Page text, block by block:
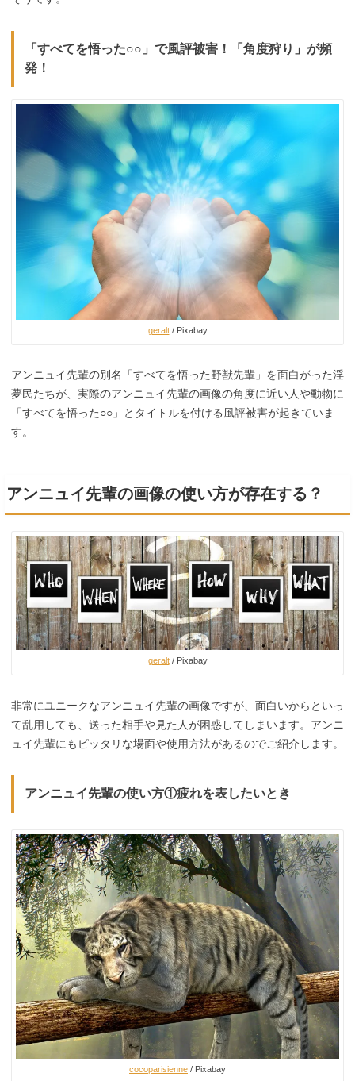
「すべてを悟った○○」で風評被害！「角度狩り」が頻
発！
geralt/ Pixabay
アンニュイ先輩の別名「すべてを悟った野獣先輩」を面白がった淫
夢民たちが、実際のアンニュイ先輩の画像の角度に近い人や動物に
「すべてを悟った○○」とタイトルを付ける風評被害が起きていま
す。
アンニュイ先輩の画像の使い方が存在する？
geralt/ Pixabay
非常にユニークなアンニュイ先輩の画像ですが、面白いからといっ
て乱用しても、送った相手や見た人が困惑してしまいます。アンニ
ュイ先輩にもピッタリな場面や使用方法があるのでご紹介します。
アンニュイ先輩の使い方①疲れを表したいとき
cocoparisienne / Pixabay